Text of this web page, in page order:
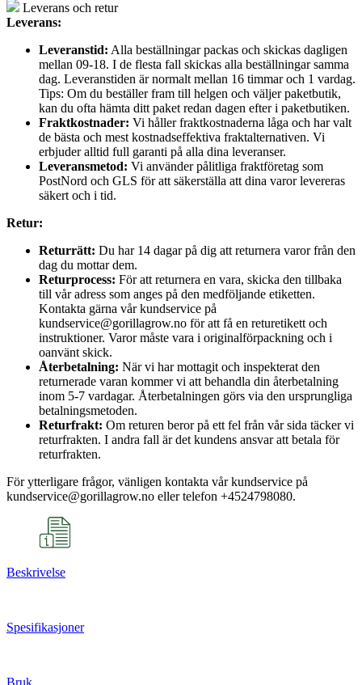
Leverans och retur
Leverans:
Leveranstid: Alla beställningar packas och skickas dagligen
mellan 09-18. I de flesta fall skickas alla beställningar samma
dag. Leveranstiden är normalt mellan 16 timmar och 1 vardag.
Tips: Om du beställer fram till helgen och väljer paketbutik,
kan du ofta hämta ditt paket redan dagen efter i paketbutiken.
Fraktkostnader: Vi håller fraktkostnaderna låga och har valt
de bästa och mest kostnadseffektiva fraktalternativen. Vi
erbjuder alltid full garanti på alla dina leveranser.
Leveransmetod: Vi använder pålitliga fraktföretag som
PostNord och GLS för att säkerställa att dina varor levereras
säkert och i tid.
Retur:
Returrätt: Du har 14 dagar på dig att returnera varor från den
dag du mottar dem.
Returprocess: För att returnera en vara, skicka den tillbaka
till vår adress som anges på den medföljande etiketten.
Kontakta gärna vår kundservice på
kundservice@gorillagrow.no för att få en returetikett och
instruktioner. Varor måste vara i originalförpackning och i
oanvänt skick.
Återbetalning: När vi har mottagit och inspekterat den
returnerade varan kommer vi att behandla din återbetalning
inom 5-7 vardagar. Återbetalningen görs via den ursprungliga
betalningsmetoden.
Returfrakt: Om returen beror på ett fel från vår sida täcker vi
returfrakten. I andra fall är det kundens ansvar att betala för
returfrakten.
För ytterligare frågor, vänligen kontakta vår kundservice på
kundservice@gorillagrow.no eller telefon +4524798080.
Beskrivelse
Spesifikasjoner